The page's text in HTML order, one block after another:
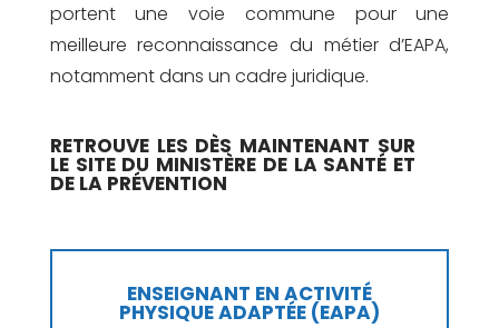
portent une voie commune pour une
meilleure reconnaissance du métier d’EAPA,
notamment dans un cadre juridique.
RETROUVE LES DÈS MAINTENANT SUR
LE SITE DU MINISTÈRE DE LA SANTÉ ET
DE LA PRÉVENTION
ENSEIGNANT EN ACTIVITÉ
PHYSIQUE ADAPTÉE (EAPA)